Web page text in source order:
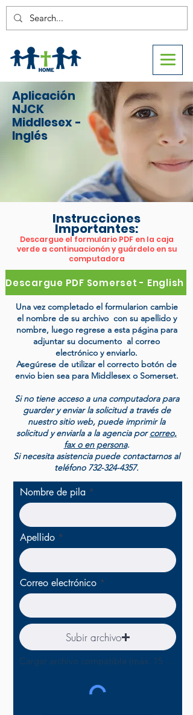
Aplicación
NJCK
Middlesex -
Inglés
Instrucciones
Importantes:
Descargue el formulario PDF en la caja
verde a continuacionón y guárdelo en su
computadora
Descargue PDF Somerset - English
Una vez completado el formularion cambie
el nombre de su archivo con su apellido y
nombre, luego regrese a esta página para
adjuntar su documento al correo
electrónico y enviarlo.
Asegúrese de utilizar el correcto botón de
envio bien sea para Middlesex o Somerset.
Si no tiene acceso a una computadora para
guarder y enviar la solicitud a través de
nuestro sitio web, puede imprimir la
solicitud y enviarla a la agencia porcorreo,
fax o en persona.
Si necesita asistencia puede contactarnos al
teléfono 732-324-4357.
Nombre de pila
Apellido
Correo electrónico
Subir archivo
Cargar archivo compatible (máx. 15 MB)